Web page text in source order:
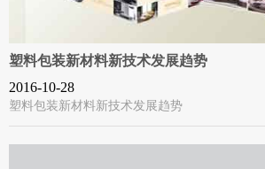
塑料包装新材料新技术发展趋势
2016-10-28
塑料包装新材料新技术发展趋势